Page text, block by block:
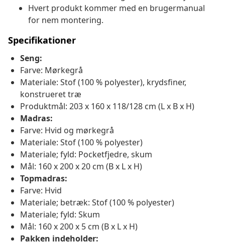
Hvert produkt kommer med en brugermanual
for nem montering.
Specifikationer
Seng:
Farve: Mørkegrå
Materiale: Stof (100 % polyester), krydsfiner,
konstrueret træ
Produktmål: 203 x 160 x 118/128 cm (L x B x H)
Madras:
Farve: Hvid og mørkegrå
Materiale: Stof (100 % polyester)
Materiale; fyld: Pocketfjedre, skum
Mål: 160 x 200 x 20 cm (B x L x H)
Topmadras:
Farve: Hvid
Materiale; betræk: Stof (100 % polyester)
Materiale; fyld: Skum
Mål: 160 x 200 x 5 cm (B x L x H)
Pakken indeholder: